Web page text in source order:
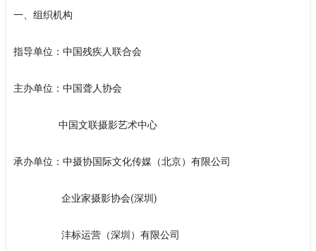
一、组织机构
指导单位：中国残疾人联合会
主办单位：中国聋人协会
中国文联摄影艺术中心
承办单位：中摄协国际文化传媒（北京）有限公司
企业家摄影协会(深圳)
沣标运营（深圳）有限公司